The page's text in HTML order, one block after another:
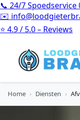
📞 24/7 Spoedservice
✉️
⭐ 4.9 / 5.0 – Reviews
Home › Diensten ›